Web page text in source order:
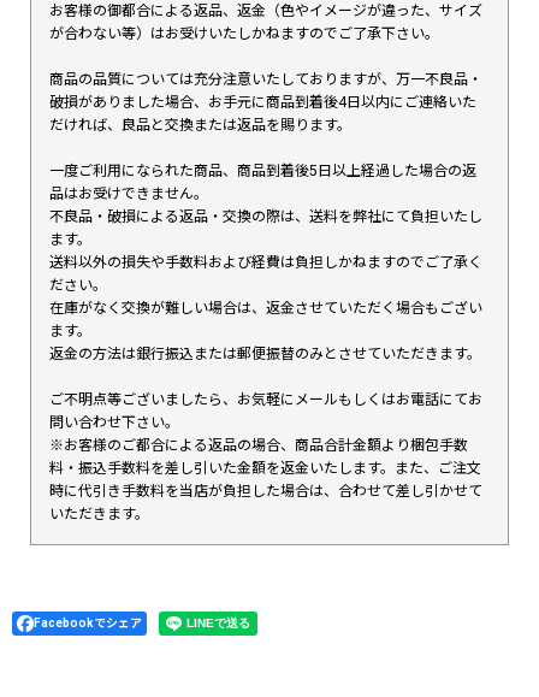
お客様の御都合による返品、返金（色やイメージが違った、サイズ
が合わない等）はお受けいたしかねますのでご了承下さい。
商品の品質については充分注意いたしておりますが、万一不良品・
破損がありました場合、お手元に商品到着後4日以内にご連絡いた
だければ、良品と交換または返品を賜ります。
一度ご利用になられた商品、商品到着後5日以上経過した場合の返
品はお受けできません。
不良品・破損による返品・交換の際は、送料を弊社にて負担いたし
ます。
送料以外の損失や手数料および経費は負担しかねますのでご了承く
ださい。
在庫がなく交換が難しい場合は、返金させていただく場合もござい
ます。
返金の方法は銀行振込または郵便振替のみとさせていただきます。
ご不明点等ございましたら、お気軽にメールもしくはお電話にてお
問い合わせ下さい。
※お客様のご都合による返品の場合、商品合計金額より梱包手数
料・振込手数料を差し引いた金額を返金いたします。また、ご注文
時に代引き手数料を当店が負担した場合は、合わせて差し引かせて
いただきます。
Facebookでシェア